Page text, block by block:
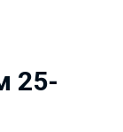
25-